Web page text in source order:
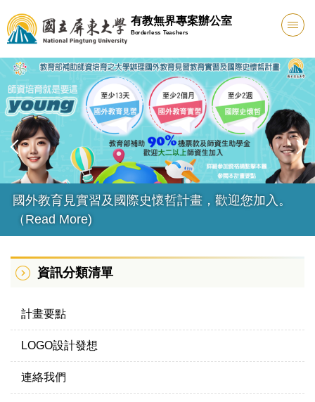
到
主
要
內
容
區
有教無界專案辦公室
Borderless Teachers
國外教育見習計畫跨校媒合(目前0件)
資訊分類清單
計畫要點
LOGO設計發想
連絡我們